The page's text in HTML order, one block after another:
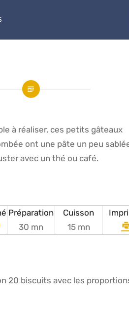
à réaliser, ces petits gâteaux
ont une pâte un peu
avec un thé ou café.
Préparation
30 mn
Cuisson
15 mn
20 biscuits avec les